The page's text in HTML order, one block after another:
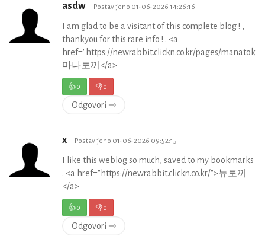
asdw Postavljeno 01-06-2026 14:26:16
I am glad to be a visitant of this complete blog ! ,
thankyou for this rare info ! . <a
href="https://newrabbit.clickn.co.kr/pages/
마나토끼</a>
👍0 👎0
Odgovori ⇾
x Postavljeno 01-06-2026 09:52:15
I like this weblog so much, saved to my bookmarks
. <a href="https://newrabbit.clickn.co.kr/">뉴토끼
</a>
👍0 👎0
Odgovori ⇾